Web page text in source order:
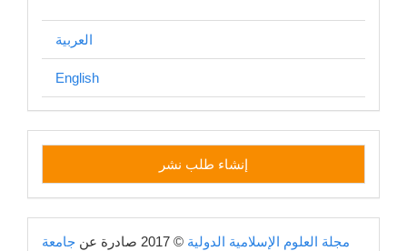
العربية
English
إنشاء
طلب
نشر
إنشاء طلب نشر
copyright مجلة العلوم الإسلامية الدولية © 2017 صادرة عن
جامعة